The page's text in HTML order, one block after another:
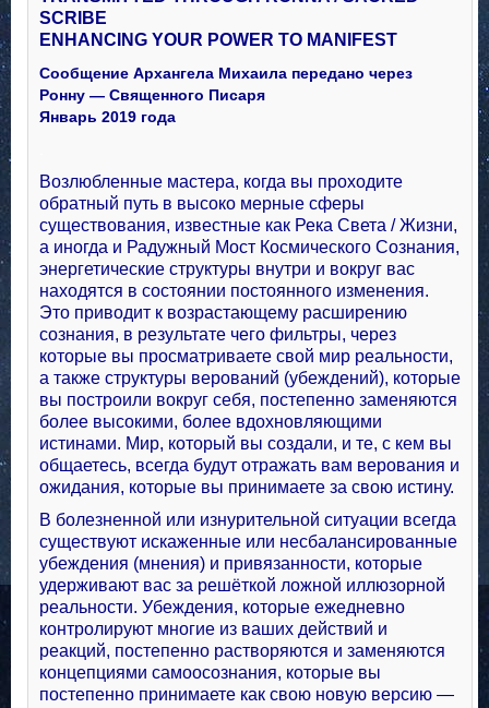
SCRIBE
ENHANCING YOUR POWER TO MANIFEST
Сообщение Архангела Михаила передано через
Ронну — Священного Писаря
Январь 2019 года
Возлюбленные мастера, когда вы проходите
обратный путь в высоко мерные сферы
существования, известные как Река Света / Жизни,
а иногда и Радужный Мост Космического Сознания,
энергетические структуры внутри и вокруг вас
находятся в состоянии постоянного изменения.
Это приводит к возрастающему расширению
сознания, в результате чего фильтры, через
которые вы просматриваете свой мир реальности,
а также структуры верований (убеждений), которые
вы построили вокруг себя, постепенно заменяются
более высокими, более вдохновляющими
истинами. Мир, который вы создали, и те, с кем вы
общаетесь, всегда будут отражать вам верования и
ожидания, которые вы принимаете за свою истину.
В болезненной или изнурительной ситуации всегда
существуют искаженные или несбалансированные
убеждения (мнения) и привязанности, которые
удерживают вас за решёткой ложной иллюзорной
реальности. Убеждения, которые ежедневно
контролируют многие из ваших действий и
реакций, постепенно растворяются и заменяются
концепциями самоосознания, которые вы
постепенно принимаете как свою новую версию —